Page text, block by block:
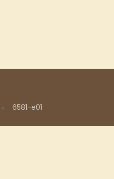
6581-e01